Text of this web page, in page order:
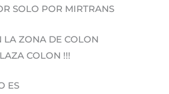
SOLO POR MIRTRANS
LA ZONA DE COLON
COLON !!!
ES